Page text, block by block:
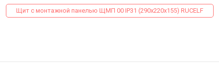
Щит с монтажной панелью ЩМП 00 IP31 (290х220х155) RUCELF